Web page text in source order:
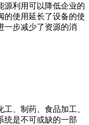
源利用可以降低企业的
的使用延长了设备的使
一步减少了资源的消
、制药、食品加工、
统是不可或缺的一部